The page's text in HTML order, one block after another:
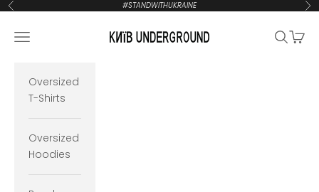
Zum Inhalt springen
Zurück #STANDWITHUKRAINE Vor
KYIVUNDERGROUND
Navigationsmenü öffnen Suche
Oversized
T-Shirts
Oversized
Hoodies